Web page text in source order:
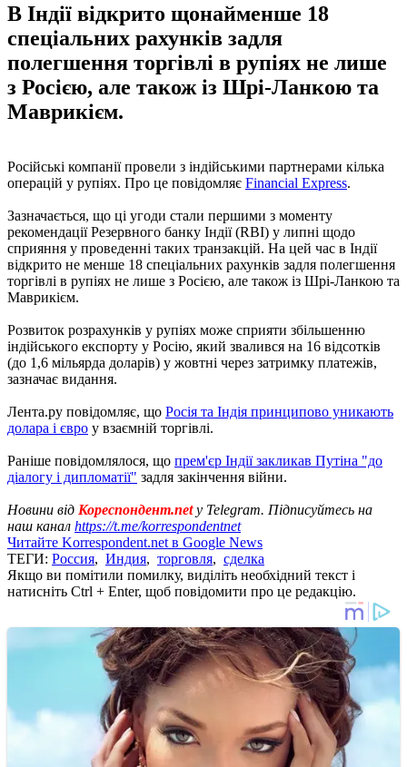
В Індії відкрито щонайменше 18
спеціальних рахунків задля
полегшення торгівлі в рупіях не лише
з Росією, але також із Шрі-Ланкою та
Маврикієм.
Російські компанії провели з індійськими партнерами кілька
операцій у рупіях. Про це повідомляє Financial Express.
Зазначається, що ці угоди стали першими з моменту
рекомендації Резервного банку Індії (RBI) у липні щодо
сприяння у проведенні таких транзакцій. На цей час в Індії
відкрито не менше 18 спеціальних рахунків задля полегшення
торгівлі в рупіях не лише з Росією, але також із Шрі-Ланкою та
Маврикієм.
Розвиток розрахунків у рупіях може сприяти збільшенню
індійського експорту у Росію, який звалився на 16 відсотків
(до 1,6 мільярда доларів) у жовтні через затримку платежів,
зазначає видання.
Лента.ру повідомляє, що Росія та Індія принципово уникають
долара і євро у взаємній торгівлі.
Раніше повідомлялося, що прем'єр Індії закликав Путіна "до
діалогу і дипломатії" задля закінчення війни.
Новини від Кореспондент.netу Telegram. Підписуйтесь на
наш канал https://t.me/korrespondentnet
Читайте Korrespondent.net в Google News
ТЕГИ: Россия, Индия, торговля, сделка
Якщо ви помітили помилку, виділіть необхідний текст і
натисніть Ctrl + Enter, щоб повідомити про це редакцію.